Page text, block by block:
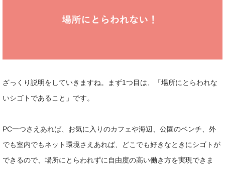
ざっくり説明をしていきますね。まず1つ目は、「場所にとらわれな
いシゴトであること」です。
PC一つさえあれば、お気に入りのカフェや海辺、公園のベンチ、 外
でも室内でもネット環境さえあれば、どこでも好きなときにシゴ トが
できるので、場所にとらわれずに自由度の高い働き方を実現できま